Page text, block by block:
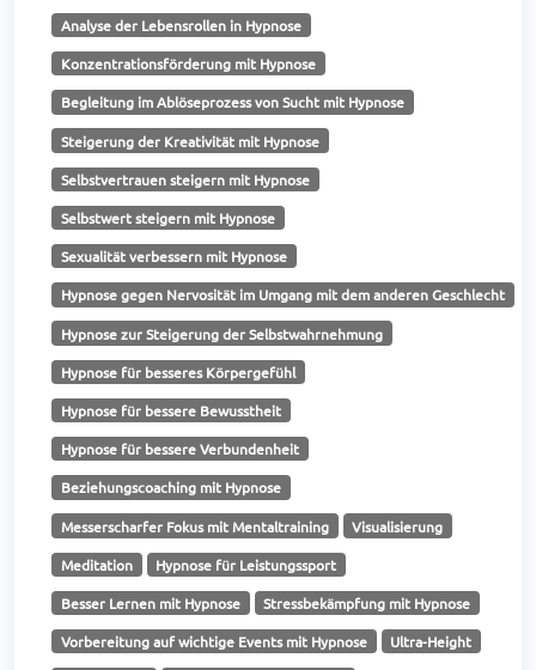
Analyse der Lebensrollen in Hypnose
Konzentrationsförderung mit Hypnose
Begleitung im Ablöseprozess von Sucht mit Hypnose
Steigerung der Kreativität mit Hypnose
Selbstvertrauen steigern mit Hypnose
Selbstwert steigern mit Hypnose
Sexualität verbessern mit Hypnose
Hypnose gegen Nervosität im Umgang mit dem anderen Geschlecht
Hypnose zur Steigerung der Selbstwahrnehmung
Hypnose für besseres Körpergefühl
Hypnose für bessere Bewusstheit
Hypnose für bessere Verbundenheit
Beziehungscoaching mit Hypnose
Messerscharfer Fokus mit Mentaltraining Visualisierung
Meditation Hypnose für Leistungssport
Besser Lernen mit Hypnose Stressbekämpfung mit Hypnose
Vorbereitung auf wichtige Events mit Hypnose Ultra-Height